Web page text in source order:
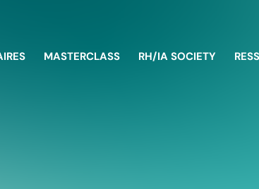
MASTERCLASS RH/IA SOCIETY